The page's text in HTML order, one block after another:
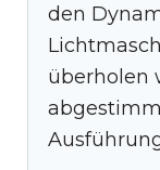
den
überholen